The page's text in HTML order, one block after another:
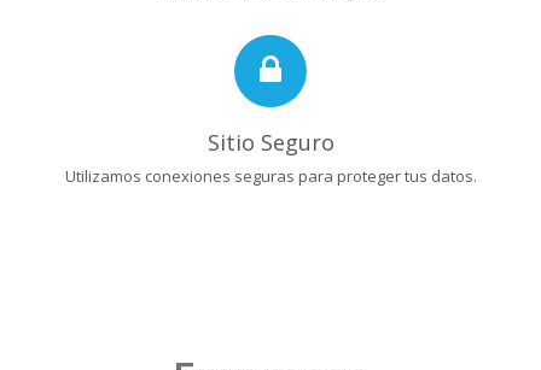
Sitio Seguro
Utilizamos conexiones seguras para proteger tus datos.